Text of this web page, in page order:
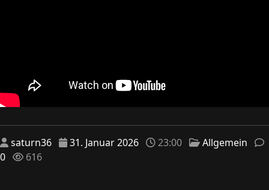
saturn36 31. Januar 2026 23:00
Allgemein
0
616